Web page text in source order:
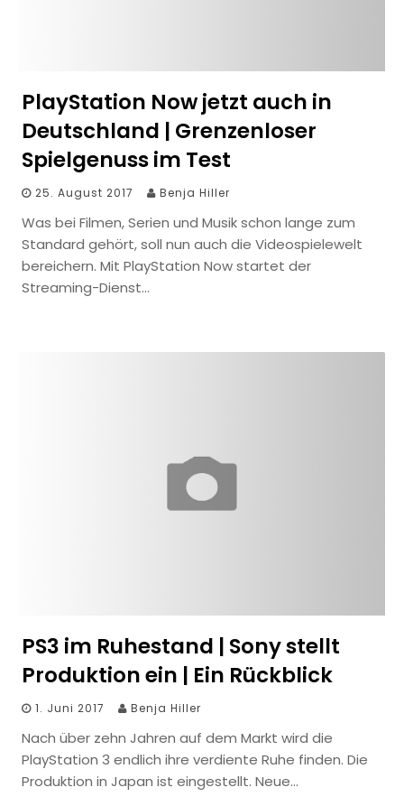
PlayStation Now jetzt auch in
Deutschland | Grenzenloser
Spielgenuss im Test
25. August 2017 Benja Hiller
Was bei Filmen, Serien und Musik schon lange zum
Standard gehört, soll nun auch die Videospielewelt
bereichern. Mit PlayStation Now startet der
Streaming-Dienst…
PS3 im Ruhestand | Sony stellt
Produktion ein | Ein Rückblick
1. Juni 2017 Benja Hiller
Nach über zehn Jahren auf dem Markt wird die
PlayStation 3 endlich ihre verdiente Ruhe finden. Die
Produktion in Japan ist eingestellt. Neue…